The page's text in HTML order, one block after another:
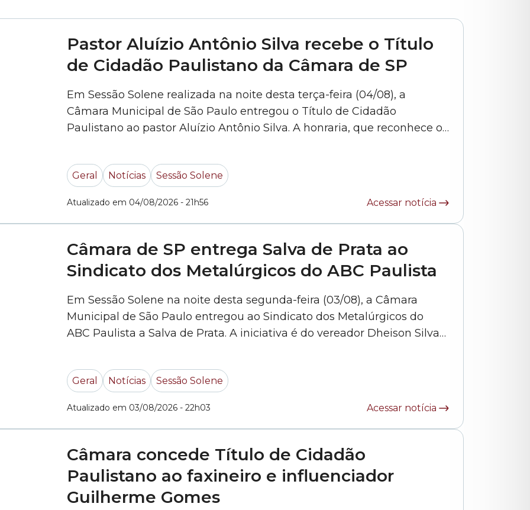
Pastor Aluízio Antônio Silva recebe o Título
de Cidadão Paulistano da Câmara de SP
Em Sessão Solene realizada na noite desta terça-feira (04/08), a
Câmara Municipal de São Paulo entregou o Título de Cidadão
Paulistano ao pastor Aluízio Antônio Silva. A honraria, que reconhece os
municípios, foi proposta pelo vereador Carlos Bezerra Jr. (PSD). “Ele tem
uma história de... »
Geral Notícias Sessão Solene
Atualizado em 04/08/2026 - 21h56 Acessar notícia
Câmara de SP entrega Salva de Prata ao
Sindicato dos Metalúrgicos do ABC Paulista
Em Sessão Solene na noite desta segunda-feira (03/08), a Câmara
Municipal de São Paulo entregou ao Sindicato dos Metalúrgicos do
ABC Paulista a Salva de Prata. A iniciativa é do vereador Dheison Silva
Geral Notícias Sessão Solene
Atualizado em 03/08/2026 - 22h03 Acessar notícia
Câmara concede Título de Cidadão
Paulistano ao faxineiro e influenciador
Guilherme Gomes